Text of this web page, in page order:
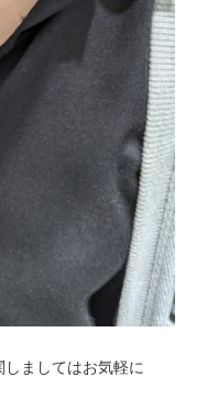
ましてはお気軽に